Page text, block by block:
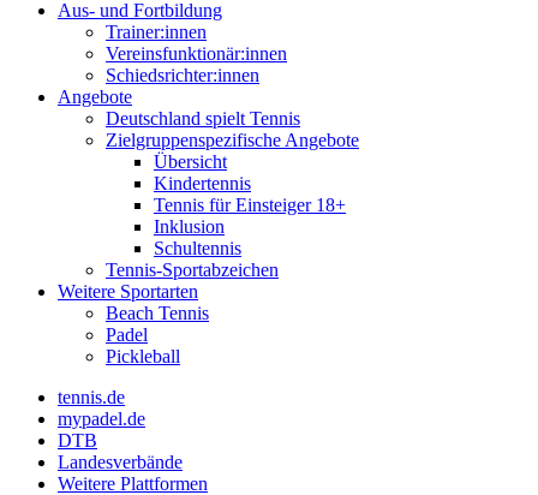
Aus- und Fortbildung
Trainer:innen
Vereinsfunktionär:innen
Schiedsrichter:innen
Angebote
Deutschland spielt Tennis
Zielgruppenspezifische Angebote
Übersicht
Kindertennis
Tennis für Einsteiger 18+
Inklusion
Schultennis
Tennis-Sportabzeichen
Weitere Sportarten
Beach Tennis
Padel
Pickleball
tennis.de
mypadel.de
DTB
Landesverbände
Weitere Plattformen